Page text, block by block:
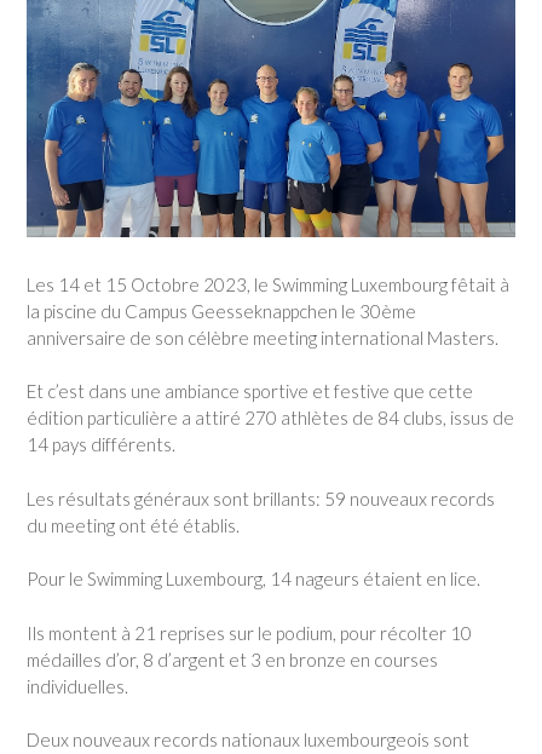
Les 14 et 15 Octobre 2023, le Swimming Luxembourg fêtait à
la piscine du Campus Geesseknappchen le 30ème
anniversaire de son célèbre meeting international Masters.
Et c’est dans une ambiance sportive et festive que cette
édition particulière a attiré 270 athlètes de 84 clubs, issus de
14 pays différents.
Les résultats généraux sont brillants: 59 nouveaux records
du meeting ont été établis.
Pour le Swimming Luxembourg, 14 nageurs étaient en lice.
Ils montent à 21 reprises sur le podium, pour récolter 10
médailles d’or, 8 d’argent et 3 en bronze en courses
individuelles.
Deux nouveaux records nationaux luxembourgeois sont